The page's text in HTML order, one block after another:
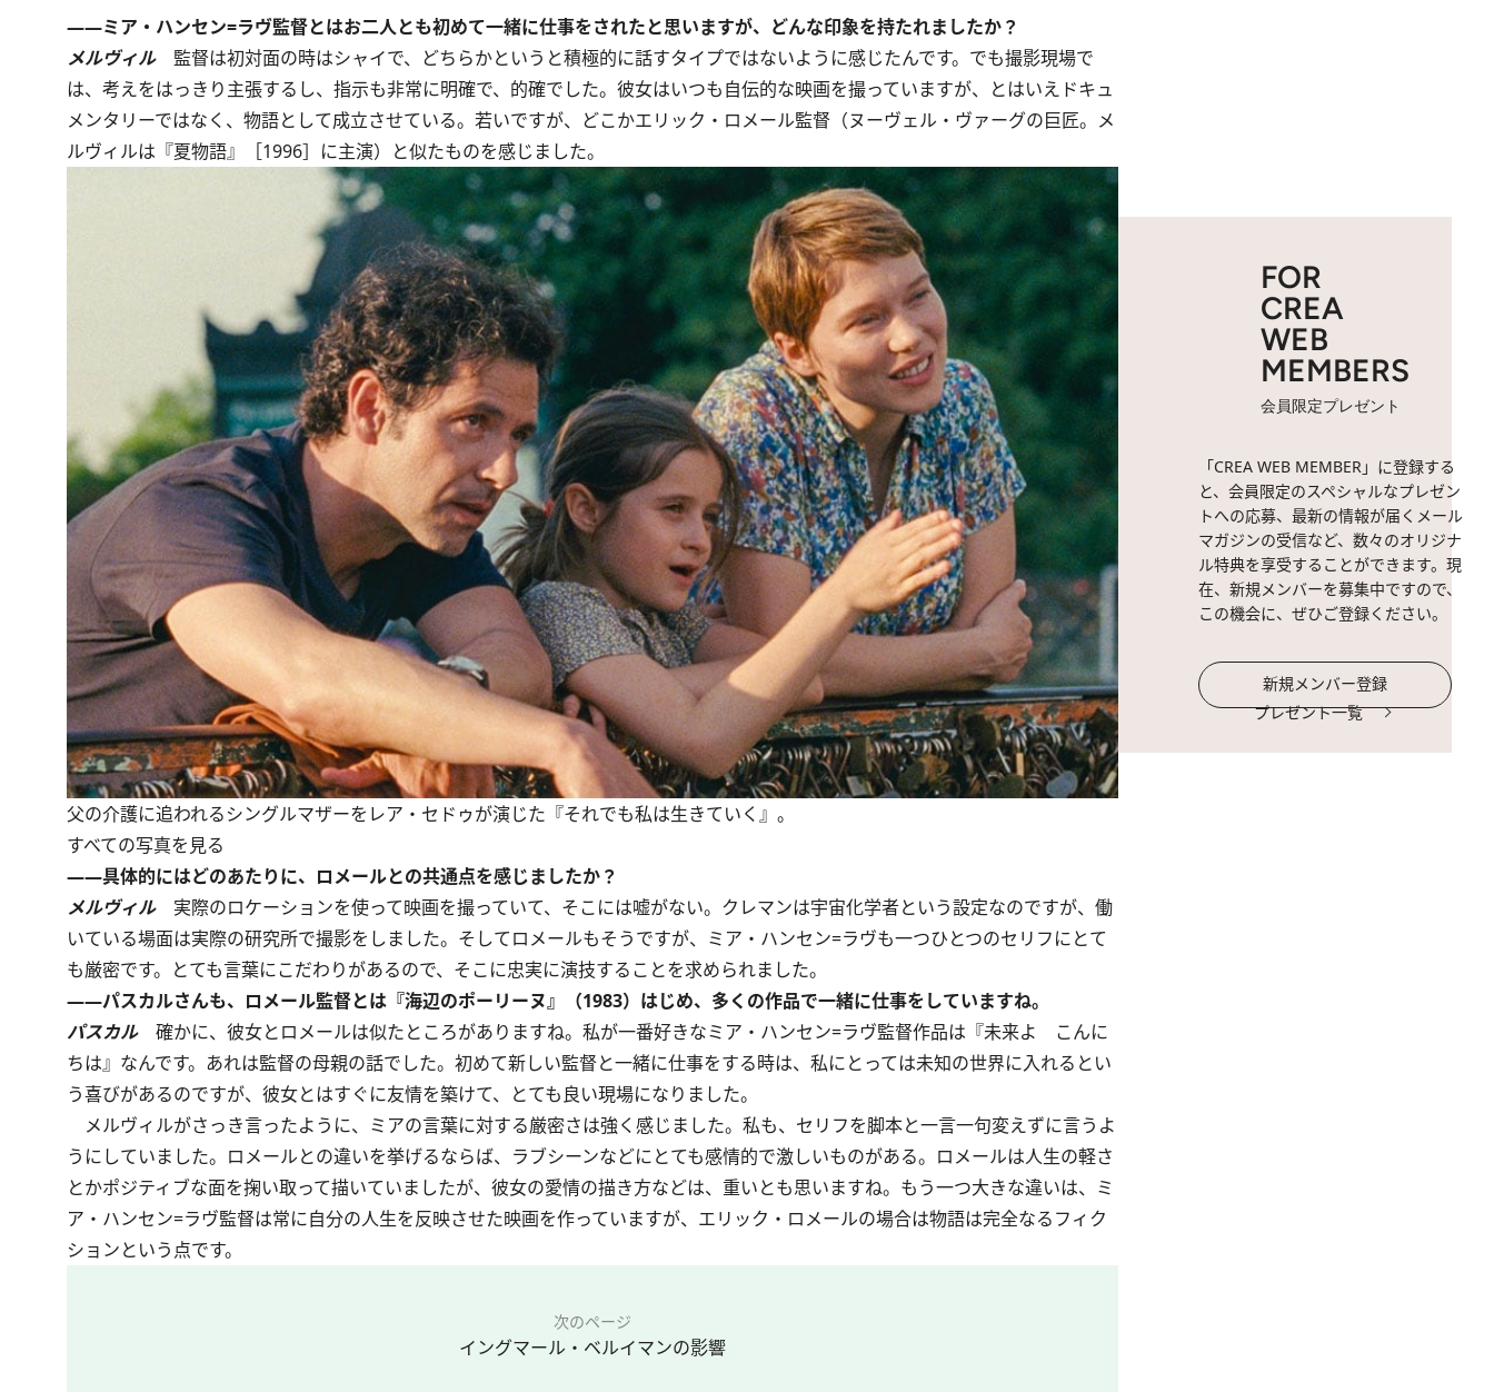
――ミア・ハンセン=ラヴ監督とはお二人とも初めて一緒に仕事をされたと思いますが、どんな印象を持たれましたか？
メルヴィル監督は初対面の時はシャイで、どちらかというと積極的に話すタイプではないように感じたんです。でも撮影現場で
は、考えをはっきり主張するし、指示も非常に明確で、的確でした。彼女はいつも自伝的な映画を撮っていますが、とはいえドキュ
メンタリーではなく、物語として成立させている。若いですが、どこかエリック・ロメール監督（ヌーヴェル・ヴァーグの巨匠。メ
ルヴィルは『夏物語』［1996］に主演）と似たものを感じました。
父の介護に追われるシングルマザーをレア・セドゥが演じた『それでも私は生きていく』。
すべての写真を見る
――具体的にはどのあたりに、ロメールとの共通点を感じましたか？
メルヴィル実際のロケーションを使って映画を撮っていて、そこには嘘がない。クレマンは宇宙化学者という設定なのですが、働
いている場面は実際の研究所で撮影をしました。そしてロメールもそうですが、ミア・ハンセン=ラヴも一つひとつのセリフにとて
も厳密です。とても言葉にこだわりがあるので、そこに忠実に演技することを求められました。
――パスカルさんも、ロメール監督とは『海辺のポーリーヌ』（1983）はじめ、多くの作品で一緒に仕事をしていますね。
パスカル確かに、彼女とロメールは似たところがありますね。私が一番好きなミア・ハンセン=ラヴ監督作品は『未来よ こんに
ちは』なんです。あれは監督の母親の話でした。初めて新しい監督と一緒に仕事をする時は、私にとっては未知の世界に入れるとい
う喜びがあるのですが、彼女とはすぐに友情を築けて、とても良い現場になりました。
メルヴィルがさっき言ったように、ミアの言葉に対する厳密さは強く感じました。私も、セリフを脚本と一言一句変えずに言うよ
うにしていました。ロメールとの違いを挙げるならば、ラブシーンなどにとても感情的で激しいものがある。ロメールは人生の軽さ
とかポジティブな面を掬い取って描いていましたが、彼女の愛情の描き方などは、重いとも思いますね。もう一つ大きな違いは、ミ
ア・ハンセン=ラヴ監督は常に自分の人生を反映させた映画を作っていますが、エリック・ロメールの場合は物語は完全なるフィク
ションという点です。
次のページ
イングマール・ベルイマンの影響
FOR
CREA
WEB
MEMBERS
会員限定プレゼント
「CREA WEB MEMBER」に登録する
と、会員限定のスペシャルなプレゼン
トへの応募、最新の情報が届くメール
マガジンの受信など、数々のオリジナ
ル特典を享受することができます。現
在、新規メンバーを募集中ですので、
この機会に、ぜひご登録ください。
新規メンバー登録
プレゼント一覧